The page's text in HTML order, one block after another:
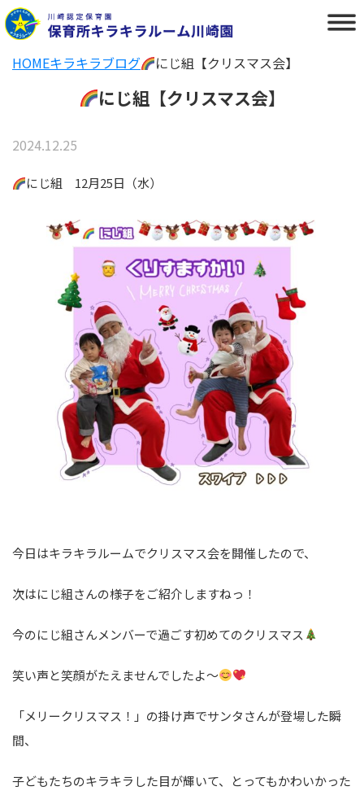
HOMEキラキラブログ にじ組【クリスマス会】
にじ組【クリスマス会】
2024.12.25
にじ組 12月25日（水）
今日はキラキラルームでクリスマス会を開催したので、
次はにじ組さんの様子をご紹介しますねっ！
今のにじ組さんメンバーで過ごす初めてのクリスマス
笑い声と笑顔がたえませんでしたよ～
「メリークリスマス！」の掛け声でサンタさんが登場した瞬
間、
子どもたちのキラキラした目が輝いて、とってもかわいかった